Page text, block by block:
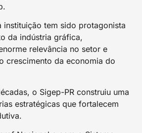
instituição tem sido protagonista
da indústria gráfica,
relevância no setor e
crescimento da economia do
o Sigep-PR construiu uma
estratégicas que fortalecem